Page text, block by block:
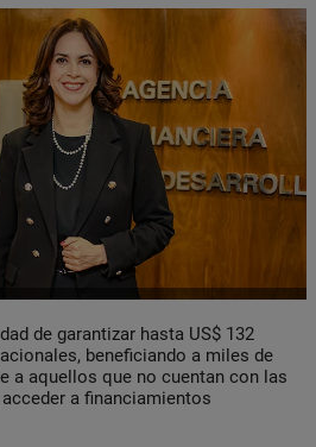
de garantizar hasta US$ 132
beneficiando a miles de
a aquellos que no cuentan con las
a financiamientos